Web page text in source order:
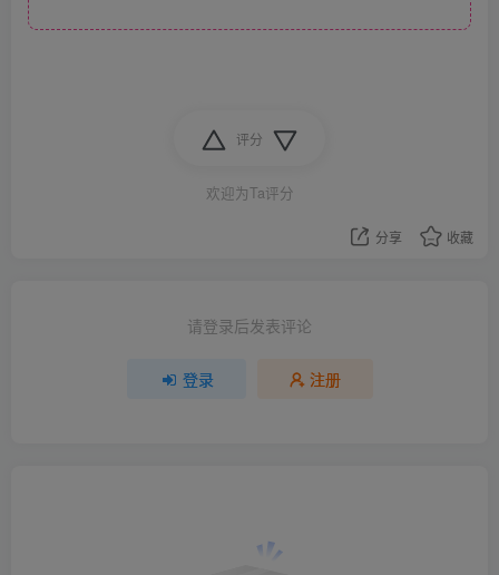
评分
欢迎为Ta评分
分享 收藏
请登录后发表评论
登录 注册